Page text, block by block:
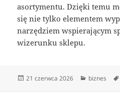
asortymentu. Dzięki temu
się nie tylko elementem
narzędziem wspierającym
wizerunku sklepu.
Data
21 czerwca 2026 Kategorie
biznes